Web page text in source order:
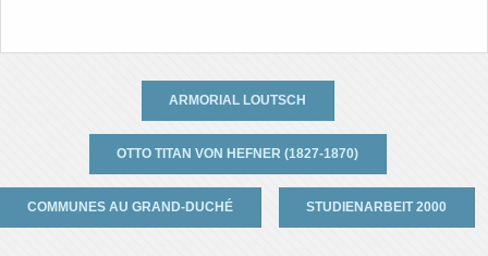
ARMORIAL LOUTSCH
OTTO TITAN VON HEFNER (1827-1870)
COMMUNES AU GRAND-DUCHÉ STUDIENARBEIT 2000